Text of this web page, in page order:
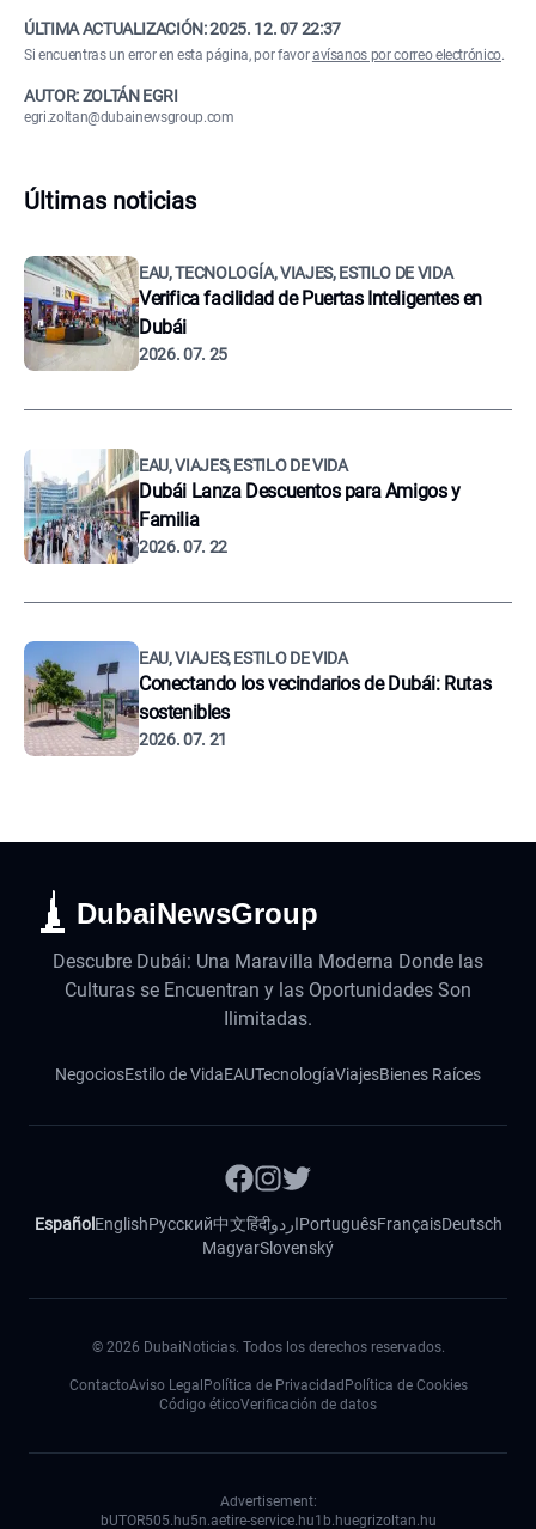
ÚLTIMA ACTUALIZACIÓN:2025. 12. 07 22:37
Si encuentras un error en esta página, por favoravísanos por correo electrónico.
AUTOR: ZOLTÁN EGRI
egri.zoltan@dubainewsgroup.com
Últimas noticias
EAU, TECNOLOGÍA, VIAJES, ESTILO DE VIDA
Verifica facilidad de Puertas Inteligentes en
Dubái
2026. 07. 25
EAU, VIAJES, ESTILO DE VIDA
Dubái Lanza Descuentos para Amigos y
Familia
2026. 07. 22
EAU, VIAJES, ESTILO DE VIDA
Conectando los vecindarios de Dubái: Rutas
sostenibles
2026. 07. 21
DubaiNewsGroup
Descubre Dubái: Una Maravilla Moderna Donde las
Culturas se Encuentran y las Oportunidades Son
Ilimitadas.
NegociosEstilo de VidaEAUTecnologíaViajesBienes Raíces
Español EnglishРусский中文हिंदीاردوPortuguêsFrançaisDeutsch
MagyarSlovenský
© 2026 DubaiNoticias. Todos los derechos reservados.
ContactoAviso Legal Política de Privacidad Política de Cookies
Código éticoVerificación de datos
Advertisement:
bUTOR505.hu5n.aetire-service.hu1b.huegrizoltan.hu